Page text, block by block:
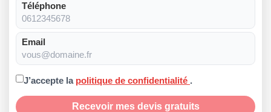
Téléphone
Email
J’accepte la politique de confidentialité .
Recevoir mes devis gratuits